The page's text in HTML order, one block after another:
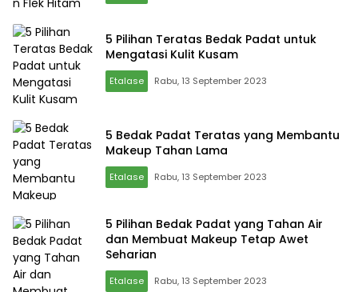
5 Pilihan Teratas Bedak Padat untuk
Mengatasi Kulit Kusam
Etalase Rabu, 13 September 2023
5 Bedak Padat Teratas yang Membantu
Makeup Tahan Lama
Etalase Rabu, 13 September 2023
5 Pilihan Bedak Padat yang Tahan Air
dan Membuat Makeup Tetap Awet
Seharian
Etalase Rabu, 13 September 2023